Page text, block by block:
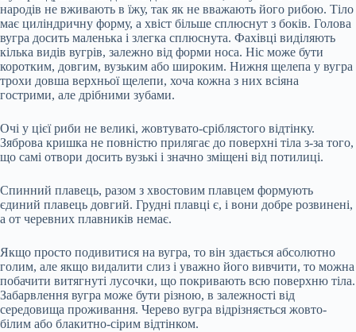
народів не вживають в їжу, так як не вважають його рибою. Тіло
має циліндричну форму, а хвіст більше сплюснут з боків. Голова
вугра досить маленька і злегка сплюснута. Фахівці виділяють
кілька видів вугрів, залежно від форми носа. Ніс може бути
коротким, довгим, вузьким або широким. Нижня щелепа у вугра
трохи довша верхньої щелепи, хоча кожна з них всіяна
гострими, але дрібними зубами.
Очі у цієї риби не великі, жовтувато-сріблястого відтінку.
Зяброва кришка не повністю прилягає до поверхні тіла з-за того,
що самі отвори досить вузькі і значно зміщені від потилиці.
Спинний плавець, разом з хвостовим плавцем формують
єдиний плавець довгий. Грудні плавці є, і вони добре розвинені,
а от черевних плавників немає.
Якщо просто подивитися на вугра, то він здається абсолютно
голим, але якщо видалити слиз і уважно його вивчити, то можна
побачити витягнуті лусочки, що покривають всю поверхню тіла.
Забарвлення вугра може бути різною, в залежності від
середовища проживання. Черево вугра відрізняється жовто-
білим або блакитно-сірим відтінком.